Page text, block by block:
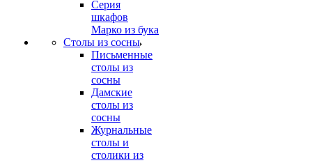
Серия
шкафов
Марко из бука
Столы из сосны
Письменные
столы из
сосны
Дамские
столы из
сосны
Журнальные
столы и
столики из